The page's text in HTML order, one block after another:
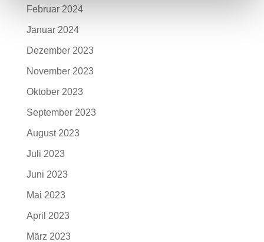
Februar 2024
Januar 2024
Dezember 2023
November 2023
Oktober 2023
September 2023
August 2023
Juli 2023
Juni 2023
Mai 2023
April 2023
März 2023